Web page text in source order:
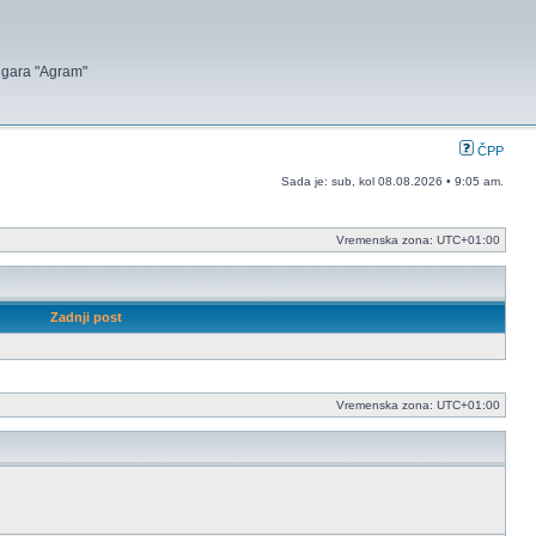
"Agram"
ČPP
Sada je: sub, kol 08.08.2026 • 9:05 am.
Vremenska zona: UTC+01:00
Zadnji post
Vremenska zona: UTC+01:00